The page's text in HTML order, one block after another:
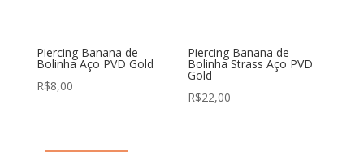
Piercing Banana de
Bolinha Aço PVD Gold
R$8,00
Piercing Banana de
Bolinha Strass Aço PVD
Gold
R$22,00